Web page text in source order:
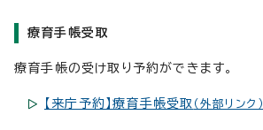
療育手帳受取
療育手帳の受け取り予約ができます。
【来庁予約】療育手帳受取 （外部リンク）